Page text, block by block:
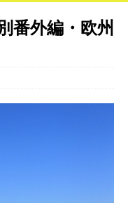
番外編・欧州